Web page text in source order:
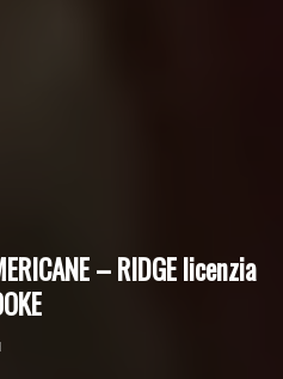
– RIDGE licenzia